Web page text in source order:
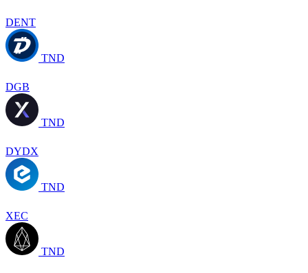
DENT
TND
DGB
TND
DYDX
TND
XEC
TND